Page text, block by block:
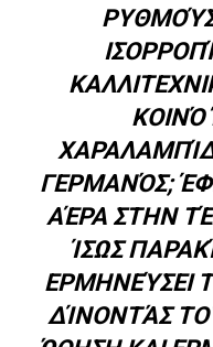
ΚΟΙΝΌ
ΓΕΡΜΑΝΌΣ;
ΑΈΡΑ ΣΤΗΝ
ΊΣΩΣ
ΕΡΜΗΝΕΎΣΕΙ
ΔΊΝΟΝΤΆΣ